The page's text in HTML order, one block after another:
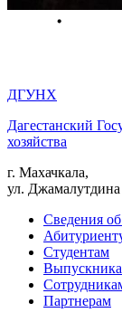
ДГУНХ
Дагестанский
хозяйства
г. Махачкала,
ул. Джамалутдина
Сведения
Студентам
Партнерам